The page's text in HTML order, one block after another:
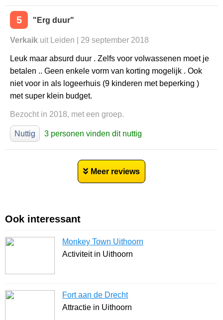
5 "Erg duur"
Verkaik uit Leiden | 29 september 2018
Leuk maar absurd duur . Zelfs voor volwassenen moet je
betalen .. Geen enkele vorm van korting mogelijk . Ook
niet voor in als logeerhuis (9 kinderen met beperking )
met super klein budget.
Bezocht in 2018, met een groep.
Nuttig 3 personen vinden dit nuttig
Meer reviews
Ook interessant
Monkey Town Uithoorn
Activiteit in Uithoorn
Fort aan de Drecht
Attractie in Uithoorn